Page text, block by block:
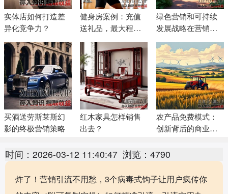
实体店如何打造差
异化竞争力？
健身房案例：充值
送礼品，最大程度
吸引顾客办卡
绿色营销和可持续
发展战略在营销策
略中的体现
买酒送劳斯莱斯幻
影的终极营销策略
红木家具怎样销售
出去？
农产品免费模式：
创新背后的商业智
时间：2026-03-12 11:40:47 浏览：4790
炸了！营销引流不用愁，3个病毒式钩子让用户疯传你